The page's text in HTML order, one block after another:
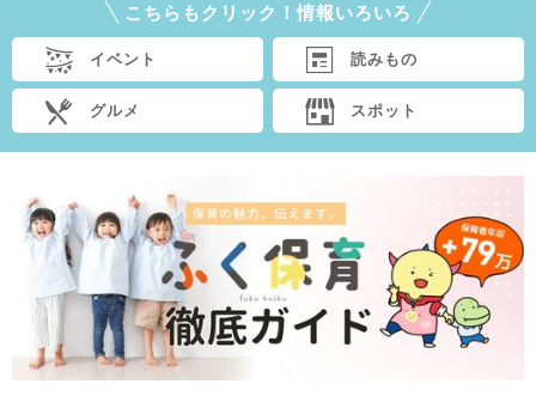
こちらもクリック！情報いろいろ
イベント 読みもの
グルメ スポット